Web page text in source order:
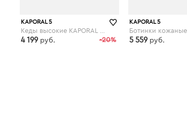
KAPORAL 5
-20%
4 199 руб.
KAPORAL 5
5 559 руб.